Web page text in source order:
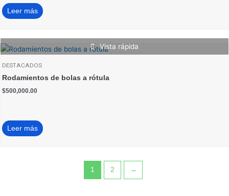
Leer más
Vista rápida
DESTACADOS
Rodamientos de bolas a rótula
$500,000.00
Leer más
1 2 →